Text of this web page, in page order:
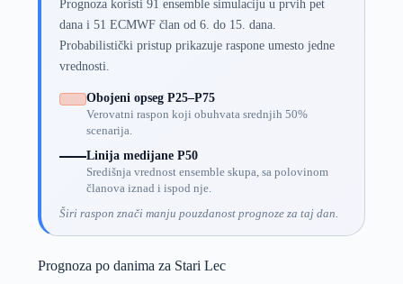
Prognoza koristi 91 ensemble simulaciju u prvih pet
dana i 51 ECMWF član od 6. do 15. dana.
Probabilistički pristup prikazuje raspone umesto jedne
vrednosti.
Obojeni opseg P25–P75
Verovatni raspon koji obuhvata srednjih 50%
scenarija.
Linija medijane P50
Središnja vrednost ensemble skupa, sa polovinom
članova iznad i ispod nje.
Širi raspon znači manju pouzdanost prognoze za taj dan.
Prognoza po danima za Stari Lec